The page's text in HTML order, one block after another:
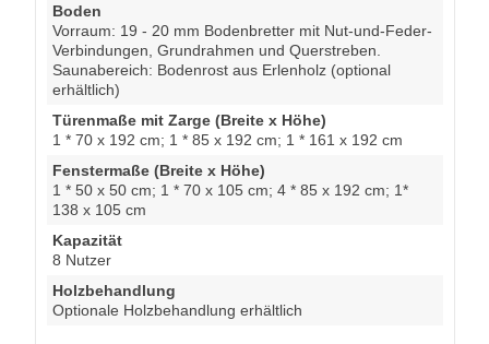
Boden
Vorraum: 19 - 20 mm Bodenbretter mit Nut-und-Feder-
Verbindungen, Grundrahmen und Querstreben.
Saunabereich: Bodenrost aus Erlenholz (optional
erhältlich)
Türenmaße mit Zarge (Breite x Höhe)
1 * 70 x 192 cm; 1 * 85 x 192 cm; 1 * 161 x 192 cm
Fenstermaße (Breite x Höhe)
1 * 50 x 50 cm; 1 * 70 x 105 cm; 4 * 85 x 192 cm; 1*
138 x 105 cm
Kapazität
8 Nutzer
Holzbehandlung
Optionale Holzbehandlung erhältlich